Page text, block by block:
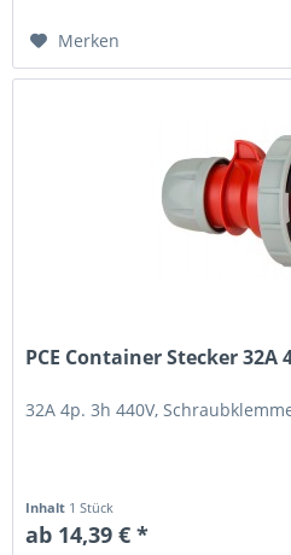
Merken
PCE Container Stecker 32A
32A 4p. 3h 440V,
Inhalt 1 Stück
ab 14,39 € *